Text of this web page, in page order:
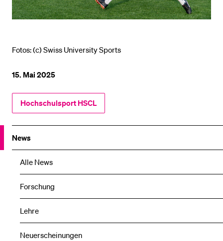
News
Alle News
Forschung
Lehre
Neuerscheinungen
Fotos: (c) Swiss University Sports
15. Mai 2025
Hochschulsport HSCL